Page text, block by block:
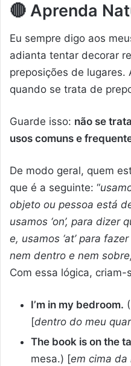
🔴 Aprenda
Eu sempre digo aos
adianta tentar decorar
preposições de lugares.
quando se trata de
Guarde isso: não se
usos comuns e
De modo geral, quem
que é a seguinte: “
objeto ou pessoa está
usamos ‘on’, para dizer
e, usamos ‘at’ para
nem dentro e nem
Com essa lógica, criam-
I’m in my bedroom.
[dentro do meu
The book is on the
mesa.) [em cima da